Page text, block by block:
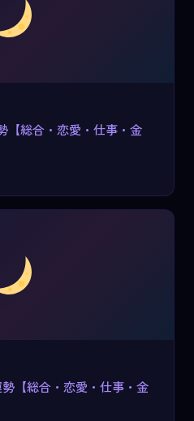
【総合・恋愛・仕事・金
【総合・恋愛・仕事・金